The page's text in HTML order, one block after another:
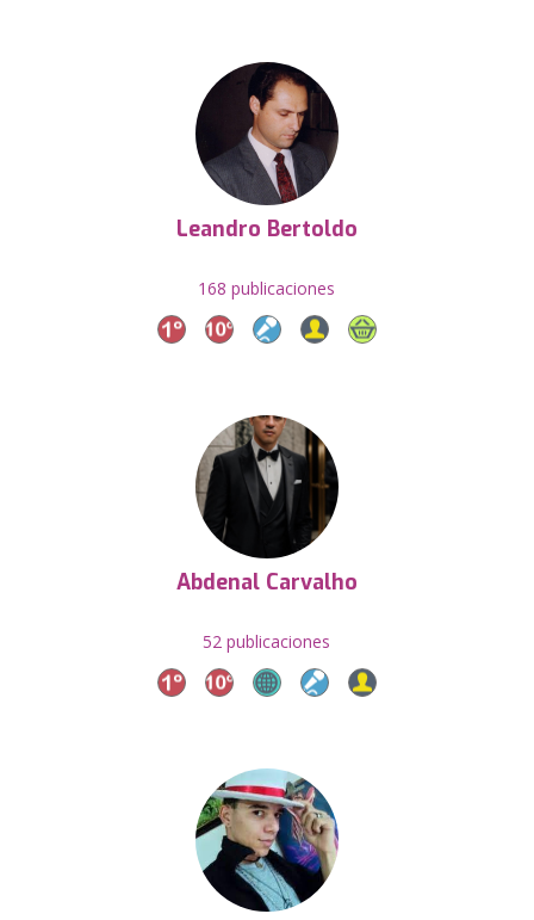
Leandro Bertoldo
168 publicaciones
Abdenal Carvalho
52 publicaciones